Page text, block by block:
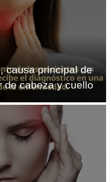
causa principal de
de cabeza y cuello